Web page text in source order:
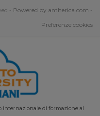
- Powered by antherica.com -
Preferenze cookies
internazionale di formazione al